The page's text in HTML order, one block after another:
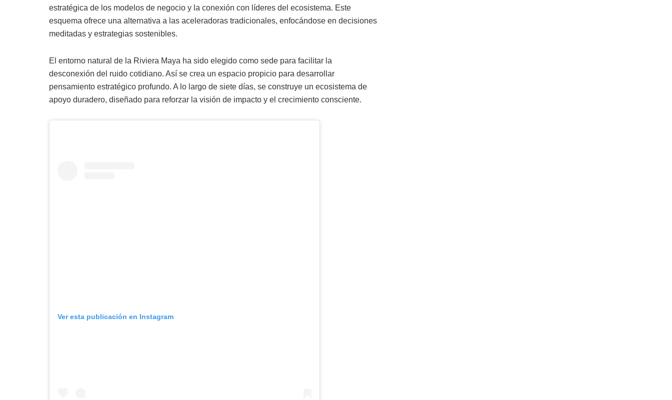
estratégica de los modelos de negocio y la conexión con líderes del ecosistema. Este
esquema ofrece una alternativa a las aceleradoras tradicionales, enfocándose en decisiones
meditadas y estrategias sostenibles.
El entorno natural de la Riviera Maya ha sido elegido como sede para facilitar la
desconexión del ruido cotidiano. Así se crea un espacio propicio para desarrollar
pensamiento estratégico profundo. A lo largo de siete días, se construye un ecosistema de
apoyo duradero, diseñado para reforzar la visión de impacto y el crecimiento consciente.
Ver esta publicación en Instagram